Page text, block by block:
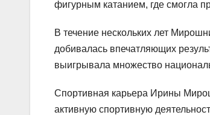
фигурным катанием, где смогла
В течение нескольких лет
добивалась впечатляющих
выигрывала множество
Спортивная карьера Ирины
активную спортивную